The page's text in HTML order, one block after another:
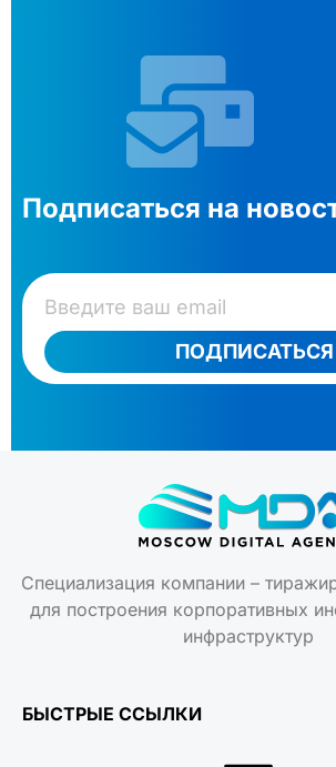
Подписаться на
ПОДПИСАТЬСЯ
Специализация компании –
для построения корпоративных
инфраструктур
БЫСТРЫЕ ССЫЛКИ